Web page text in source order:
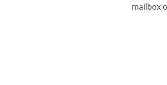
mailbox